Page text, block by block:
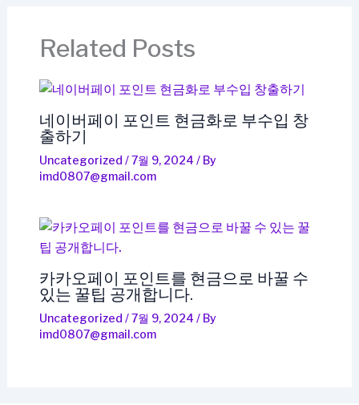
Related Posts
네이버페이 포인트 현금화로 부수입 창
출하기
Uncategorized /7월 9, 2024 / By
imd0807@gmail.com
카카오페이 포인트를 현금으로 바꿀 수
있는 꿀팁 공개합니다.
Uncategorized /7월 9, 2024 / By
imd0807@gmail.com